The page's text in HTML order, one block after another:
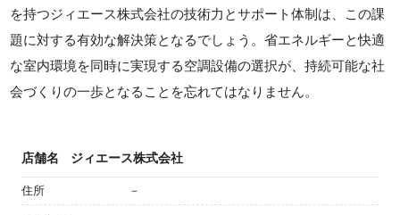
を持つジィエース株式会社の技術力とサポート体制は、この課
題に対する有効な解決策となるでしょう。省エネルギーと快適
な室内環境を同時に実現する空調設備の選択が、持続可能な社
会づくりの一歩となることを忘れてはなりません。
店舗名 ジィエース株式会社
住所 －